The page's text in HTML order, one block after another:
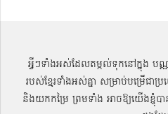
អ្វីៗទាំងអស់ដែលតម្កល់ទុកនៅក្នុង បណ្
របស់ខ្មែរទាំងអស់គ្នា សម្រាប់បម្រើជ
និងយកកម្រៃ ព្រមទាំង អាចឱ្យយើងខ្ញុំ